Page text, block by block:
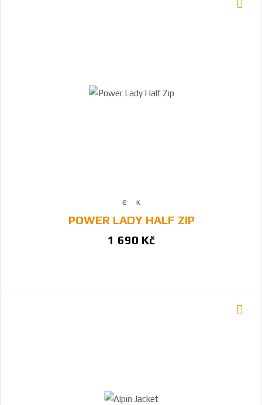
POWER LADY HALF ZIP
1 690 Kč